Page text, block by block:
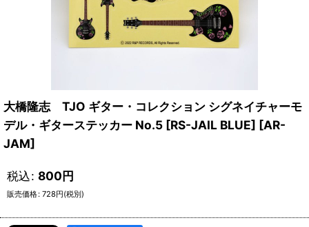
大橋隆志 TJO ギター・コレクション シグネイチャーモ
デル・ギターステッカー No.5 [RS-JAIL BLUE] [AR-
JAM]
販売価格: 728円(税別)
税込: 800円